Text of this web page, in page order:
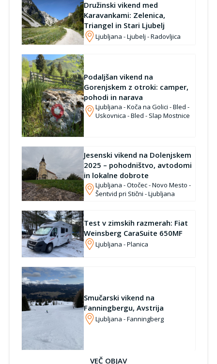
Družinski vikend med
Karavankami: Zelenica,
Triangel in Stari Ljubelj
Ljubljana - Ljubelj - Radovljica
Podaljšan vikend na
Gorenjskem z otroki: camper,
pohodi in narava
Ljubljana - Koča na Golici - Bled -
Uskovnica - Bled - Slap Mostnice
Jesenski vikend na Dolenjskem
2025 – pohodništvo, avtodomi
in lokalne dobrote
Ljubljana - Otočec - Novo Mesto -
Šentvid pri Stični - Ljubljana
Test v zimskih razmerah: Fiat
Weinsberg CaraSuite 650MF
Ljubljana - Planica
Smučarski vikend na
Fanningbergu, Avstrija
Ljubljana - Fanningberg
VEČ OBJAV